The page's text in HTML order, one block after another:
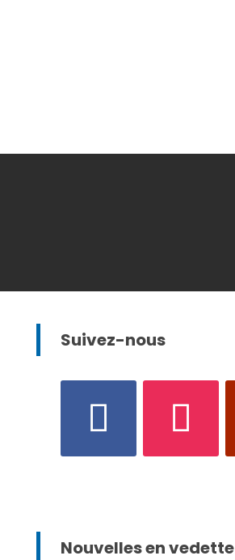
Suivez-nous
Nouvelles en vedette